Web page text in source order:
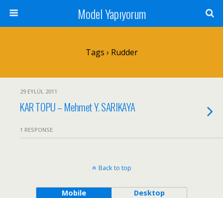
Model Yapıyorum
Tags › Rudder
29 EYLÜL 2011
KAR TOPU – Mehmet Y. SARIKAYA
1 RESPONSE
Back to top
Mobile Desktop